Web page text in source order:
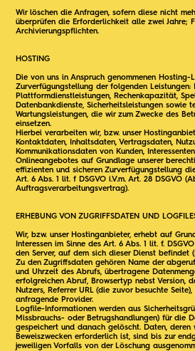
Wir löschen die Anfragen, sofern diese nicht
überprüfen die Erforderlichkeit alle zwei Jahre;
Archivierungspflichten.
HOSTING
Die von uns in Anspruch genommenen Hosting-
Zurverfügungstellung der folgenden
Plattformdienstleistungen, Rechenkapazität,
Datenbankdienste, Sicherheitsleistungen sowie
Wartungsleistungen, die wir zum Zwecke des
einsetzen.
Hierbei verarbeiten wir, bzw. unser
Kontaktdaten, Inhaltsdaten, Vertragsdaten,
Kommunikationsdaten von Kunden,
Onlineangebotes auf Grundlage unserer
effizienten und sicheren Zurverfügungstellung
Art. 6 Abs. 1 lit. f DSGVO i.V.m. Art. 28 DSGVO
Auftragsverarbeitungsvertrag).
ERHEBUNG VON ZUGRIFFSDATEN UND
Wir, bzw. unser Hostinganbieter, erhebt auf
Interessen im Sinne des Art. 6 Abs. 1 lit. f.
den Server, auf dem sich dieser Dienst befindet
Zu den Zugriffsdaten gehören Name der
und Uhrzeit des Abrufs, übertragene
erfolgreichen Abruf, Browsertyp nebst Version,
Nutzers, Referrer URL (die zuvor besuchte
anfragende Provider.
Logfile-Informationen werden aus
Missbrauchs- oder Betrugshandlungen) für die
gespeichert und danach gelöscht. Daten, deren
Beweiszwecken erforderlich ist, sind bis zur
jeweiligen Vorfalls von der Löschung